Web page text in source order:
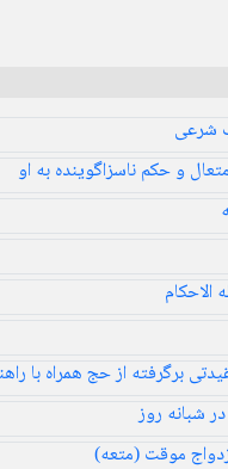
شرعی
و حکم ناسزاگوینده به او
الاحکام
برگرفته از حج همراه با
موقت (متعه)